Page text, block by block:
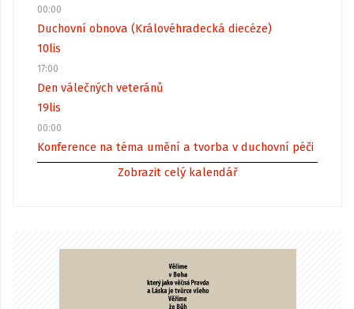
00:00
Duchovní obnova (Královéhradecká diecéze)
10lis
17:00
Den válečných veteránů
19lis
00:00
Konference na téma umění a tvorba v duchovní péči
Zobrazit celý kalendář